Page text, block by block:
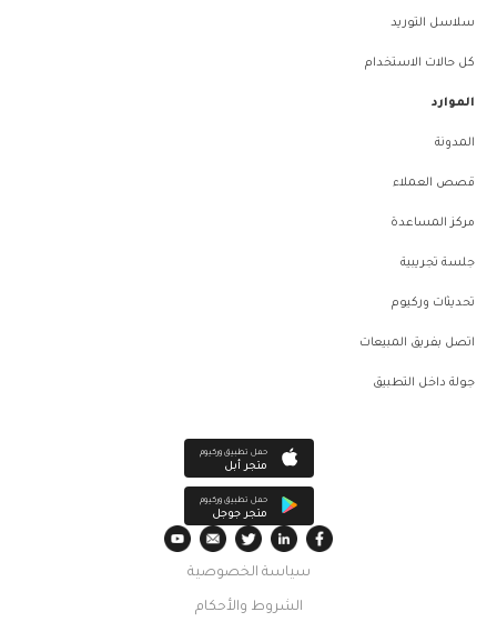
سلاسل التوريد
كل حالات الاستخدام
الموارد
المدونة
قصص العملاء
مركز المساعدة
جلسة تجريبية
تحديثات وركيوم
اتصل بفريق المبيعات
جولة داخل التطبيق
حمل تطبيق وركيوم
متجر أبل
حمل تطبيق وركيوم
متجر جوجل
سياسة الخصوصية
الشروط والأحكام